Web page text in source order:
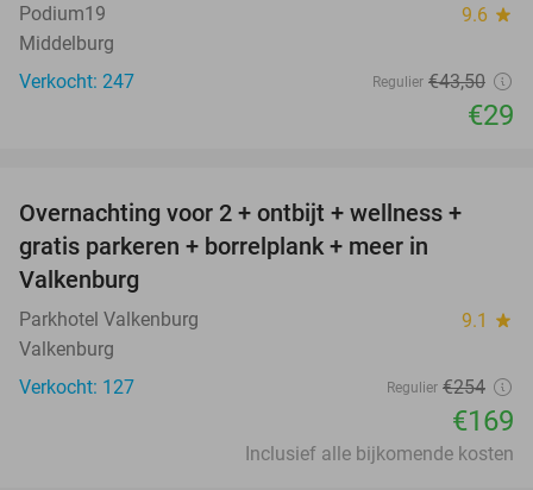
Podium19 9.6 star
Middelburg
Verkocht: 247
Regulier €43,50
€29
33%
Overnachting voor 2 + ontbijt + wellness +
gratis parkeren + borrelplank + meer in
Valkenburg
Parkhotel Valkenburg 9.1 star
Valkenburg
Verkocht: 127
Regulier €254
€169
Inclusief alle bijkomende kosten